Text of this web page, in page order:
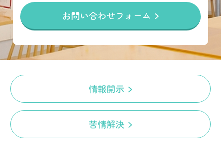
お問い合わせフォーム
情報開示
苦情解決